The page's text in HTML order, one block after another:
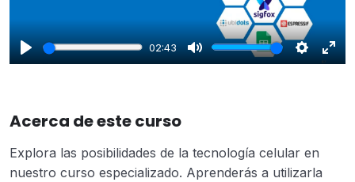
Play
02:43
Mute
Settings
Enter
Acerca de este curso
Explora las posibilidades de la tecnología celular en
nuestro curso especializado. Aprenderás a utilizarla